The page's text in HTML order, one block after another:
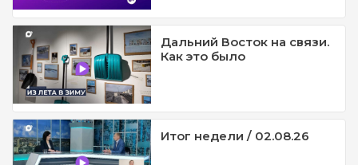
Дальний Восток на связи.
Как это было
Итог недели / 02.08.26